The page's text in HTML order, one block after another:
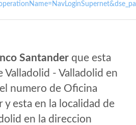
Santander que esta
Valladolid - Valladolid en
numero de Oficina
y esta en la localidad de
en la direccion